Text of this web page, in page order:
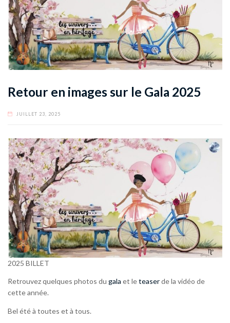
Retour en images sur le Gala 2025
JUILLET 23, 2025
2025 BILLET
Retrouvez quelques photos du gala et leteaserde la vidéo de
cette année.
Bel été à toutes et à tous.